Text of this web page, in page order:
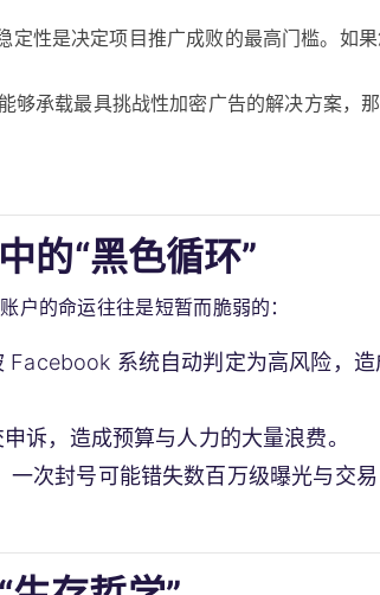
性是决定项目推广成败的最高门槛。如
够承载最具挑战性加密广告的解决方案，那
的“黑色循环”
户的命运往往是短暂而脆弱的：
Facebook 系统自动判定为高风险，造
诉，造成预算与人力的大量浪费。
一次封号可能错失数百万级曝光与交易